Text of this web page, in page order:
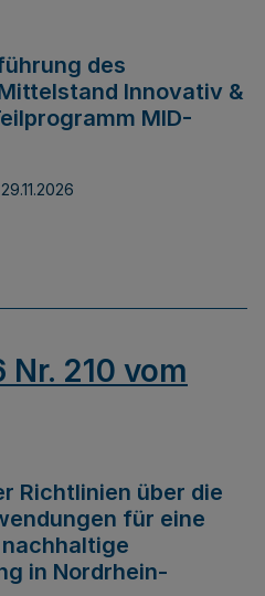
des
Innovativ &
MID-
29.11.2026
Nr. 210 vom
Richtlinien über die
für eine
in Nordrhein-